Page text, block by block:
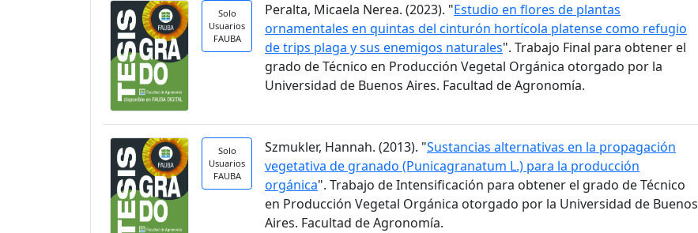
Solo
Usuarios
FAUBA
Peralta, Micaela Nerea. (2023). "Estudio en flores de plantas
ornamentales en quintas del cinturón hortícola platense como refugio
de trips plaga y sus enemigos naturales". Trabajo Final para obtener el
grado de Técnico en Producción Vegetal Orgánica otorgado por la
Universidad de Buenos Aires. Facultad de Agronomía.
Solo
Usuarios
FAUBA
Szmukler, Hannah. (2013). "Sustancias alternativas en la propagación
vegetativa de granado (Punicagranatum L.) para la producción
orgánica". Trabajo de Intensificación para obtener el grado de Técnico
en Producción Vegetal Orgánica otorgado por la Universidad de Buenos
Aires. Facultad de Agronomía.